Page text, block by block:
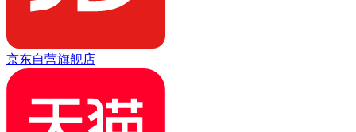
京东自营旗舰店